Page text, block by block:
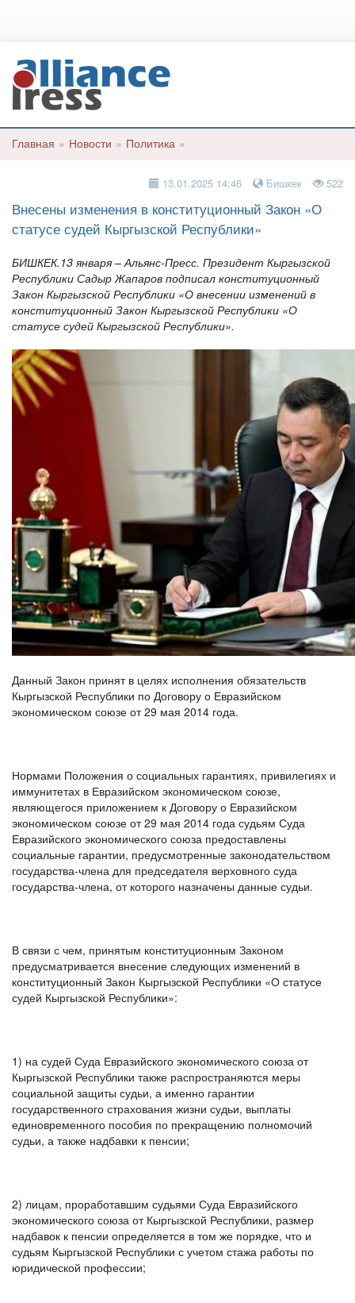
Главная » Новости » Политика »
13.01.2025 14:46 Бишкек 522
Внесены изменения в конституционный Закон «О
статусе судей Кыргызской Республики»
БИШКЕК.13 января – Альянс-Пресс. Президент Кыргызской
Республики Садыр Жапаров подписал конституционный
Закон Кыргызской Республики «О внесении изменений в
конституционный Закон Кыргызской Республики «О
статусе судей Кыргызской Республики».
Данный Закон принят в целях исполнения обязательств
Кыргызской Республики по Договору о Евразийском
экономическом союзе от 29 мая 2014 года.
Нормами Положения о социальных гарантиях, привилегиях и
иммунитетах в Евразийском экономическом союзе,
являющегося приложением к Договору о Евразийском
экономическом союзе от 29 мая 2014 года судьям Суда
Евразийского экономического союза предоставлены
социальные гарантии, предусмотренные законодательством
государства-члена для председателя верховного суда
государства-члена, от которого назначены данные судьи.
В связи с чем, принятым конституционным Законом
предусматривается внесение следующих изменений в
конституционный Закон Кыргызской Республики «О статусе
судей Кыргызской Республики»:
1) на судей Суда Евразийского экономического союза от
Кыргызской Республики также распространяются меры
социальной защиты судьи, а именно гарантии
государственного страхования жизни судьи, выплаты
единовременного пособия по прекращению полномочий
судьи, а также надбавки к пенсии;
2) лицам, проработавшим судьями Суда Евразийского
экономического союза от Кыргызской Республики, размер
надбавок к пенсии определяется в том же порядке, что и
судьям Кыргызской Республики с учетом стажа работы по
юридической профессии;